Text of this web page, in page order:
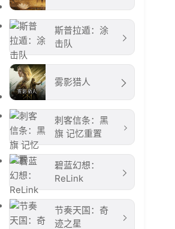
斯普拉遁：涂
击队
雾影猎人
刺客信条：黑
旗 记忆重置
碧蓝幻想：
ReLink
节奏天国：奇
迹之星